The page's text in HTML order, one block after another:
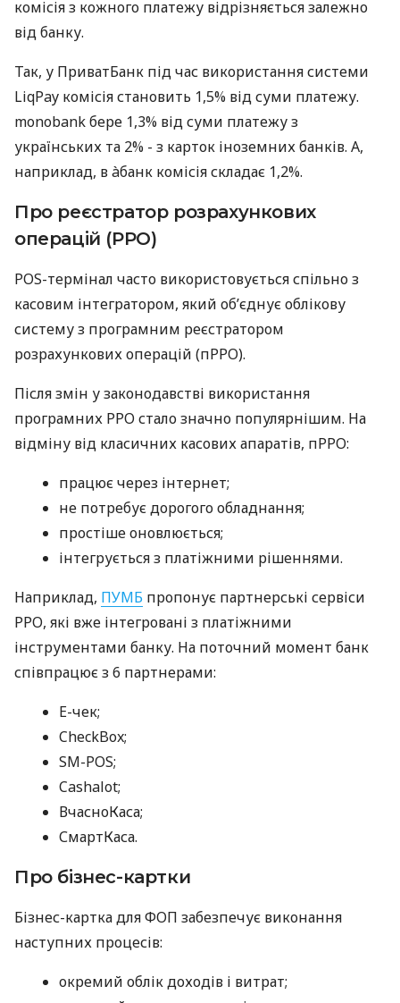
комісія з кожного платежу відрізняється залежно
від банку.
Так, у ПриватБанк під час використання системи
LiqPay комісія становить 1,5% від суми платежу.
monobank бере 1,3% від суми платежу з
українських та 2% - з карток іноземних банків. А,
наприклад, в àбанк комісія складає 1,2%.
Про реєстратор розрахункових
операцій (РРО)
POS-термінал часто використовується спільно з
касовим інтегратором, який об’єднує облікову
систему з програмним реєстратором
розрахункових операцій (пРРО).
Після змін у законодавстві використання
програмних РРО стало значно популярнішим. На
відміну від класичних касових апаратів, пРРО:
працює через інтернет;
не потребує дорогого обладнання;
простіше оновлюється;
інтегрується з платіжними рішеннями.
Наприклад, ПУМБ пропонує партнерські сервіси
РРО, які вже інтегровані з платіжними
інструментами банку. На поточний момент банк
співпрацює з 6 партнерами:
E-чек;
CheckBox;
SM-POS;
Cashalot;
ВчасноКаса;
СмартКаса.
Про бізнес-картки
Бізнес-картка для ФОП забезпечує виконання
наступних процесів:
окремий облік доходів і витрат;